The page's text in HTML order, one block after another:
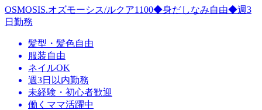
OSMOSIS.オズモーシス/ルクア1100◆身だしなみ自由◆週3
日勤務
髪型・髪色自由
服装自由
ネイルOK
週3日以内勤務
未経験・初心者歓迎
働くママ活躍中